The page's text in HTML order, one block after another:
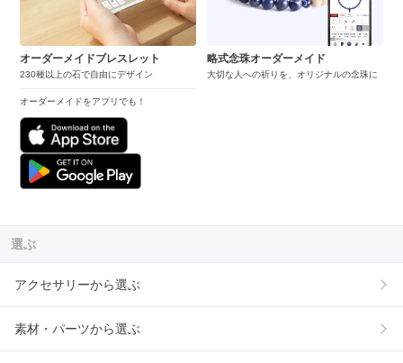
オーダーメイドブレスレット
230種以上の石で自由にデザイン
オーダーメイドをアプリでも！
略式念珠オーダーメイド
大切な人への祈りを、オリジナルの念珠に
選ぶ
アクセサリーから選ぶ
素材・パーツから選ぶ